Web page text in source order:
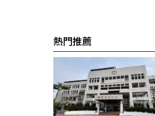
熱門推薦